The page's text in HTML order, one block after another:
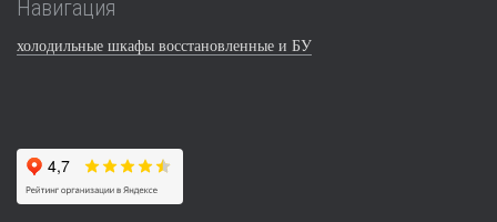
Навигация
холодильные шкафы восстановленные и БУ